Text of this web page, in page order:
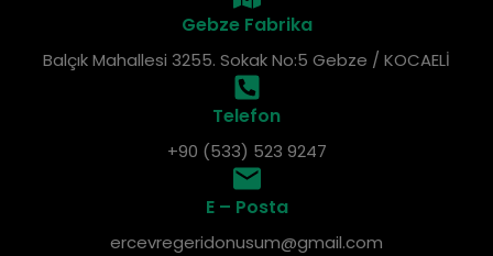
Gebze Fabrika
Balçık Mahallesi 3255. Sokak No:5 Gebze / KOCAELİ
Telefon
+90 (533) 523 9247
E – Posta
ercevregeridonusum@gmail.com